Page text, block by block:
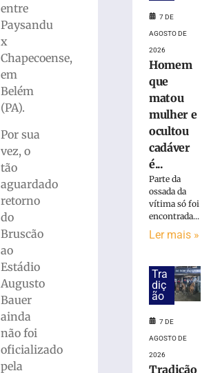
entre
Paysandu
x
Chapecoense,
em
Belém
(PA).
Por sua
vez, o
tão
aguardado
retorno
do
Bruscão
ao
Estádio
Augusto
Bauer
ainda
não foi
oficializado
pela
Maranhão
Caminhada
Passeios
mobilizam
Brusque
sábado
7 DE
AGOSTO DE
2026
Homem
que
matou
mulher e
ocultou
cadáver
é...
Parte da
ossada da
vítima só foi
encontrada...
Ler mais »
Tra
diç
ão
7 DE
AGOSTO DE
2026
Tradição